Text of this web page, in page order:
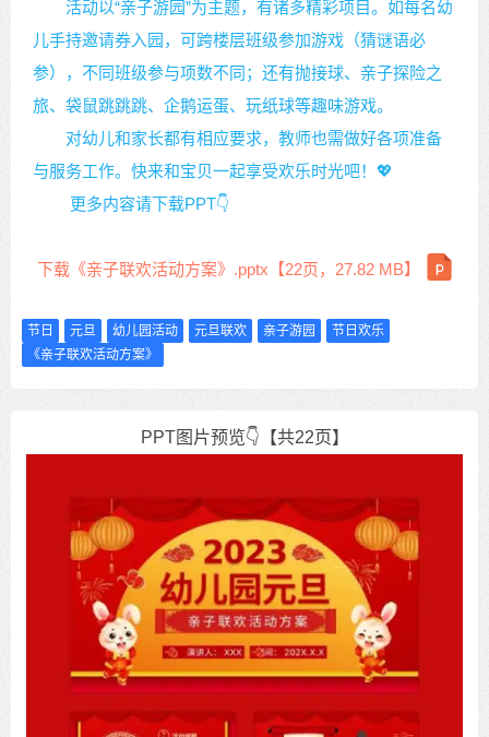
活动以“亲子游园”为主题，有诸多精彩项目。如每名幼
儿手持邀请券入园，可跨楼层班级参加游戏（猜谜语必
参），不同班级参与项数不同；还有抛接球、亲子探险之
旅、袋鼠跳跳跳、企鹅运蛋、玩纸球等趣味游戏。
对幼儿和家长都有相应要求，教师也需做好各项准备
与服务工作。快来和宝贝一起享受欢乐时光吧！💖
更多内容请下载PPT👇
下载《亲子联欢活动方案》.pptx【22页，27.82 MB】
节日 元旦 幼儿园活动 元旦联欢 亲子游园
节日欢乐
《亲子联欢活动方案》
PPT图片预览👇【共22页】